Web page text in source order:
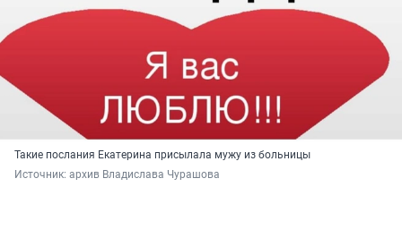
Такие послания Екатерина присылала мужу из больницы
Источник: архив Владислава Чурашова